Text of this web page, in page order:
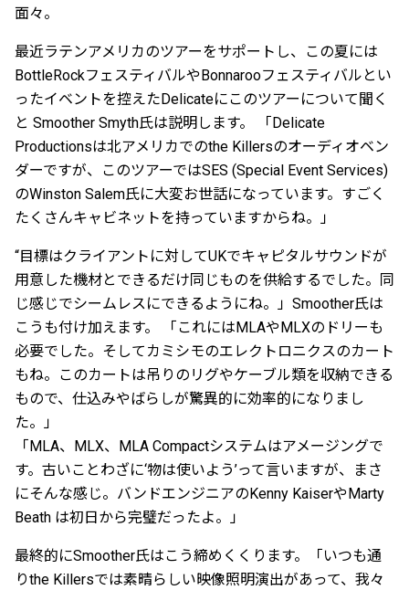
面々。
最近ラテンアメリカのツアーをサポートし、この夏には
BottleRockフェスティバルやBonnarooフェスティバルとい
ったイベントを控えたDelicateにこのツアーについて聞く
と Smoother Smyth氏は説明します。 「Delicate
Productionsは北アメリカでのthe Killersのオーディオベン
ダーですが、このツアーではSES (Special Event Services)
のWinston Salem氏に大変お世話になっています。すごく
たくさんキャビネットを持っていますからね。」
“目標はクライアントに対してUKでキャピタルサウンドが
用意した機材とできるだけ同じものを供給するでした。同
じ感じでシームレスにできるようにね。」Smoother氏は
こうも付け加えます。 「これにはMLAやMLXのドリーも
必要でした。そしてカミシモのエレクトロニクスのカート
もね。このカートは吊りのリグやケーブル類を収納できる
もので、仕込みやばらしが驚異的に効率的になりまし
た。」
「MLA、MLX、MLA Compactシステムはアメージングで
す。古いことわざに‘物は使いよう’って言いますが、まさ
にそんな感じ。バンドエンジニアのKenny KaiserやMarty
Beath は初日から完璧だったよ。」
最終的にSmoother氏はこう締めくくります。「いつも通
りthe Killersでは素晴らしい映像照明演出があって、我々